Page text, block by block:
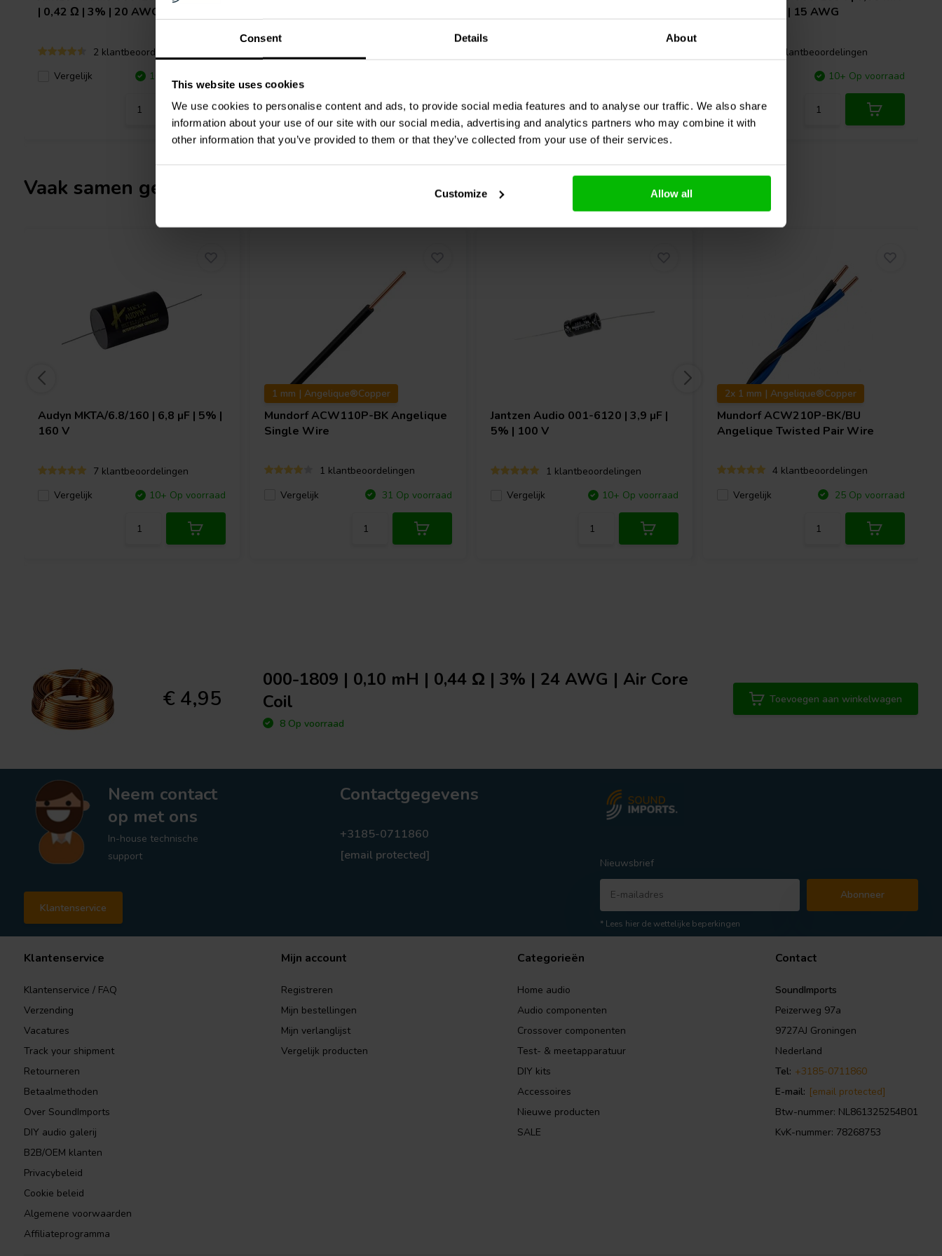
Consent Details About
This website uses cookies
We use cookies to personalise content and ads, to provide social media features and to analyse our traffic. We also share
information about your use of our site with our social media, advertising and analytics partners who may combine it with
other information that you’ve provided to them or that they’ve collected from your use of their services.
Customize Allow all
| 0,42 Ω | 3% | 20 AWG
2 klantbeoordelingen
Vergelijk
10+ Op voorraad
| 0,06 Ω | 3% | 15 AWG
1 klantbeoordelingen
10+ Op voorraad
Vaak samen gekocht
Audyn MKTA/6.8/160 | 6,8 µF | 5% |
160 V
7 klantbeoordelingen
Vergelijk
10+ Op voorraad
1 mm | Angelique®Copper
MundorfACW110P-BK Angelique
Single Wire
1 klantbeoordelingen
Vergelijk
31 Op voorraad
Jantzen Audio 001-6120 | 3,9 µF |
5% | 100 V
1 klantbeoordelingen
Vergelijk
10+ Op voorraad
2x 1 mm | Angelique®Copper
MundorfACW210P-BK/BU
Angelique Twisted Pair Wire
4 klantbeoordelingen
Vergelijk
25 Op voorraad
€ 4,95
000-1809 | 0,10 mH | 0,44 Ω | 3% | 24 AWG | Air Core
Coil
8 Op voorraad
Toevoegen aan winkelwagen
Neem contact
op met ons
In-house technische
support
Klantenservice
Contactgegevens
+3185-0711860
[email protected]
Nieuwsbrief
Abonneer
* Lees hier de wettelijke beperkingen
Klantenservice
Klantenservice / FAQ
Verzending
Vacatures
Track your shipment
Retourneren
Betaalmethoden
Over SoundImports
DIY audio galerij
B2B/OEM klanten
Privacybeleid
Cookie beleid
Algemene voorwaarden
Affiliateprogramma
Mijn account
Registreren
Mijn bestellingen
Mijn verlanglijst
Vergelijk producten
Categorieën
Home audio
Audio componenten
Crossover componenten
Test- & meetapparatuur
DIY kits
Accessoires
Nieuwe producten
SALE
Contact
SoundImports
Peizerweg 97a
9727AJ Groningen
Nederland
Tel: +3185-0711860
E-mail: [email protected]
Btw-nummer: NL861325254B01
KvK-nummer: 78268753